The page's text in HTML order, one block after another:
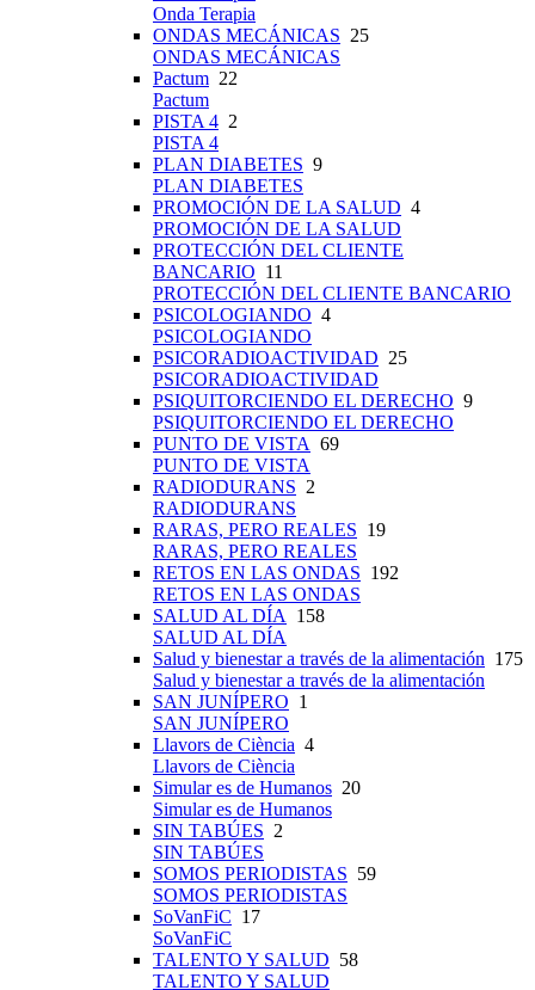
Onda Terapia
ONDAS MECÁNICAS 25
ONDAS MECÁNICAS
Pactum 22
Pactum
PISTA 4 2
PISTA 4
PLAN DIABETES 9
PLAN DIABETES
PROMOCIÓN DE LA SALUD 4
PROMOCIÓN DE LA SALUD
PROTECCIÓN DEL CLIENTE
BANCARIO 11
PROTECCIÓN DEL CLIENTE BANCARIO
PSICOLOGIANDO 4
PSICOLOGIANDO
PSICORADIOACTIVIDAD 25
PSICORADIOACTIVIDAD
PSIQUITORCIENDO EL DERECHO 9
PSIQUITORCIENDO EL DERECHO
PUNTO DE VISTA 69
PUNTO DE VISTA
RADIODURANS 2
RADIODURANS
RARAS, PERO REALES 19
RARAS, PERO REALES
RETOS EN LAS ONDAS 192
RETOS EN LAS ONDAS
SALUD AL DÍA
158
SALUD AL DÍA
Salud y bienestar a través de la alimentación 175
Salud y bienestar a través de la alimentación
SAN JUNÍPERO 1
SAN JUNÍPERO
Llavors de Ciència 4
Llavors de Ciència
Simular es de Humanos 20
Simular es de Humanos
SIN TABÚES 2
SIN TABÚES
SOMOS PERIODISTAS 59
SOMOS PERIODISTAS
SoVanFiC 17
SoVanFiC
TALENTO Y SALUD 58
TALENTO Y SALUD